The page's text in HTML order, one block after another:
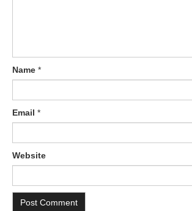
Name *
Email *
Website